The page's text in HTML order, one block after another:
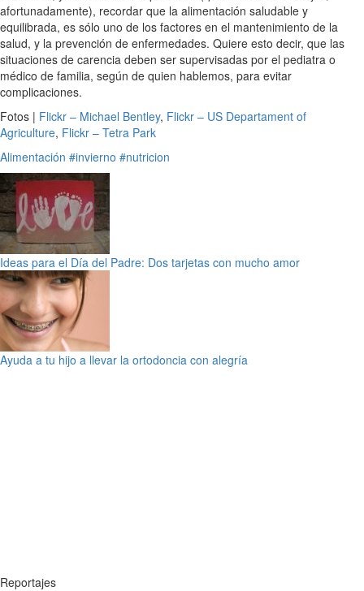
afortunadamente), recordar que la alimentación saludable y
equilibrada, es sólo uno de los factores en el mantenimiento de la
salud, y la prevención de enfermedades. Quiere esto decir, que las
situaciones de carencia deben ser supervisadas por el pediatra o
médico de familia, según de quien hablemos, para evitar
complicaciones.
Fotos | Flickr – Michael Bentley, Flickr – US Departament of
Agriculture, Flickr – Tetra Park
Alimentación #invierno #nutricion
Ideas para el Día del Padre: Dos tarjetas con mucho amor
Ayuda a tu hijo a llevar la ortodoncia con alegría
Reportajes